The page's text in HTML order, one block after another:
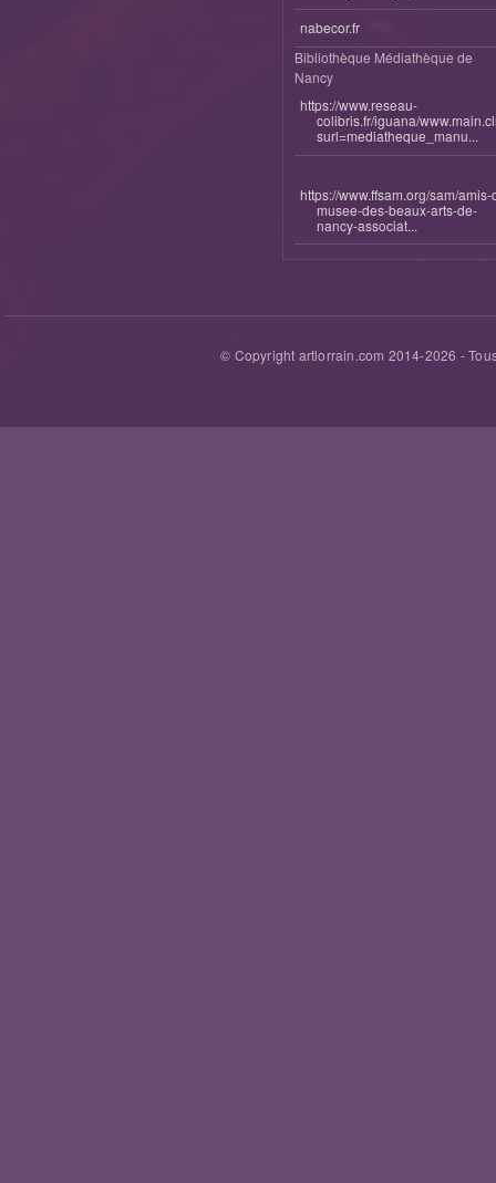
nabecor.fr
Bibliothèque Médiathèque de
Nancy
https://www.reseau-
colibris.fr/iguana/
surl=mediatheque_manu...
https://www.ffsam.org/sam/amis-
musee-des-beaux-arts-de-
nancy-associat...
© Copyright artlorrain.com 2014-2026 -